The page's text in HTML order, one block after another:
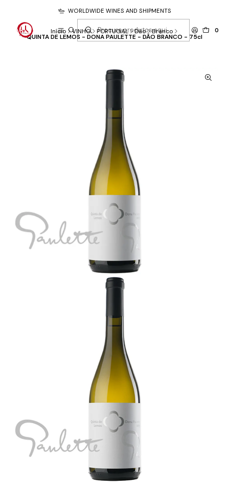
0
WORLDWIDE WINES AND SHIPMENTS
Início VINHO PORTUGAL Dão Branco
QUINTA DE LEMOS - DONA PAULETTE - DÃO BRANCO - 75cl